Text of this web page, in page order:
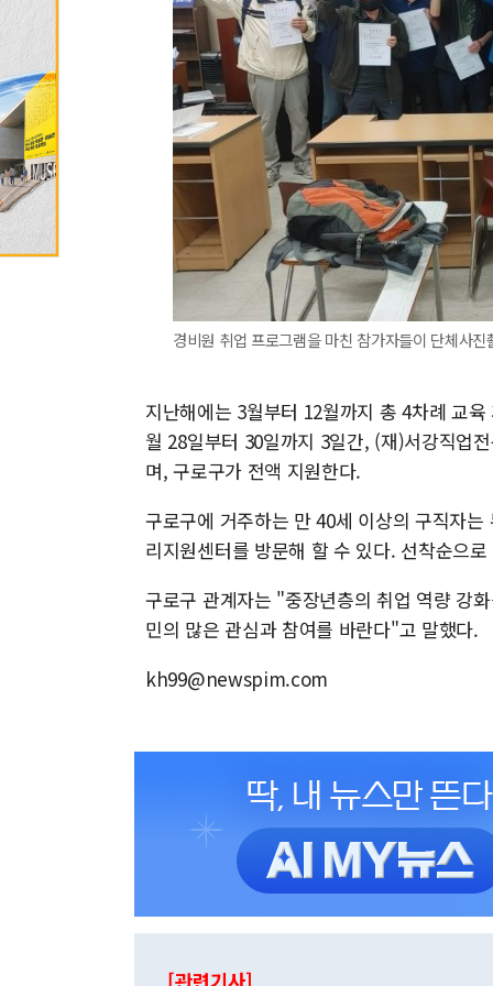
경비원 취업 프로그램을 마친 참가자들이 단체사
지난해에는 3월부터 12월까지 총 4차례 교
월 28일부터 30일까지 3일간, (재)서강직업
며, 구로구가 전액 지원한다.
구로구에 거주하는 만 40세 이상의 구직자
리지원센터를 방문해 할 수 있다. 선착순으
구로구 관계자는 "중장년층의 취업 역량 강
민의 많은 관심과 참여를 바란다"고 말했다.
kh99@newspim.com